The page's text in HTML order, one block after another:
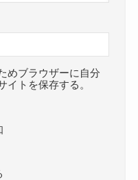
めブラウザーに自分
イトを保存する。